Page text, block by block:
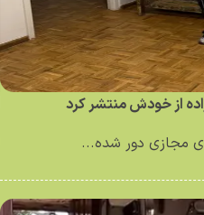
از خودش منتشر کرد
مجازی دور شده...